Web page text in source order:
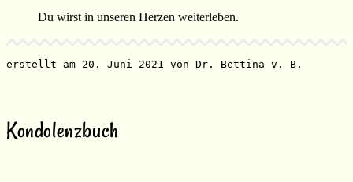
Du wirst in unseren Herzen weiterleben.
erstellt am 20. Juni 2021 von Dr. Bettina v. B.
Kondolenzbuch